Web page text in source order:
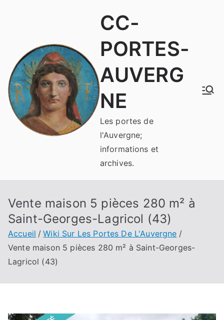
CC-
PORTES-
AUVERG
NE
Les portes de
l'Auvergne;
informations et
archives.
Vente maison 5 pièces 280 m² à
Saint-Georges-Lagricol (43)
Accueil
Wiki Sur Les Portes De L'Auvergne
Vente maison 5 pièces 280 m² à Saint-Georges-
Lagricol (43)